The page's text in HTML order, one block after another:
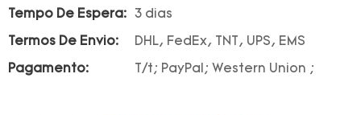
Tempo De Espera: 3 dias
Termos De Envio: DHL, FedEx, TNT, UPS, EMS
Pagamento: T/t; PayPal; Western Union ;